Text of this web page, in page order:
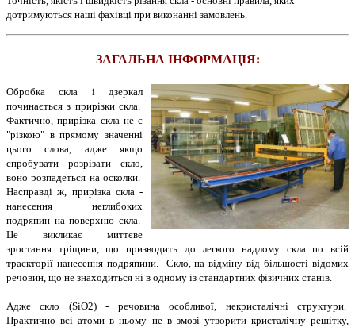
дотримуються наші фахівці при виконанні замовлень.
ЗАГАЛЬНА ІНФОРМАЦІЯ:
Обробка скла і дзеркал
починається з прирізки скла.
Фактично, прирізка скла не є
"різкою" в прямому значенні
цього слова, адже якщо
спробувати розрізати скло,
воно розпадеться на осколки.
Насправді ж, прирізка скла -
нанесення неглибоких
подряпин на поверхню скла.
Це викликає миттєве
зростання тріщини, що призводить до легкого надлому скла по всій
траєкторії нанесення подряпини. Скло, на відміну від більшості відомих
речовин, що не знаходиться ні в одному із стандартних фізичних станів.
Адже скло (SiO2) - речовина особливої, некристалічні структури.
Практично всі атоми в ньому не в змозі утворити кристалічну решітку,